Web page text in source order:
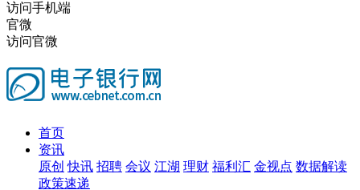
访问手机端
官微
访问官微
首页
资讯
原创 快讯 招聘 会议 江湖 理财 福利汇 金视点 数据解读
政策速递